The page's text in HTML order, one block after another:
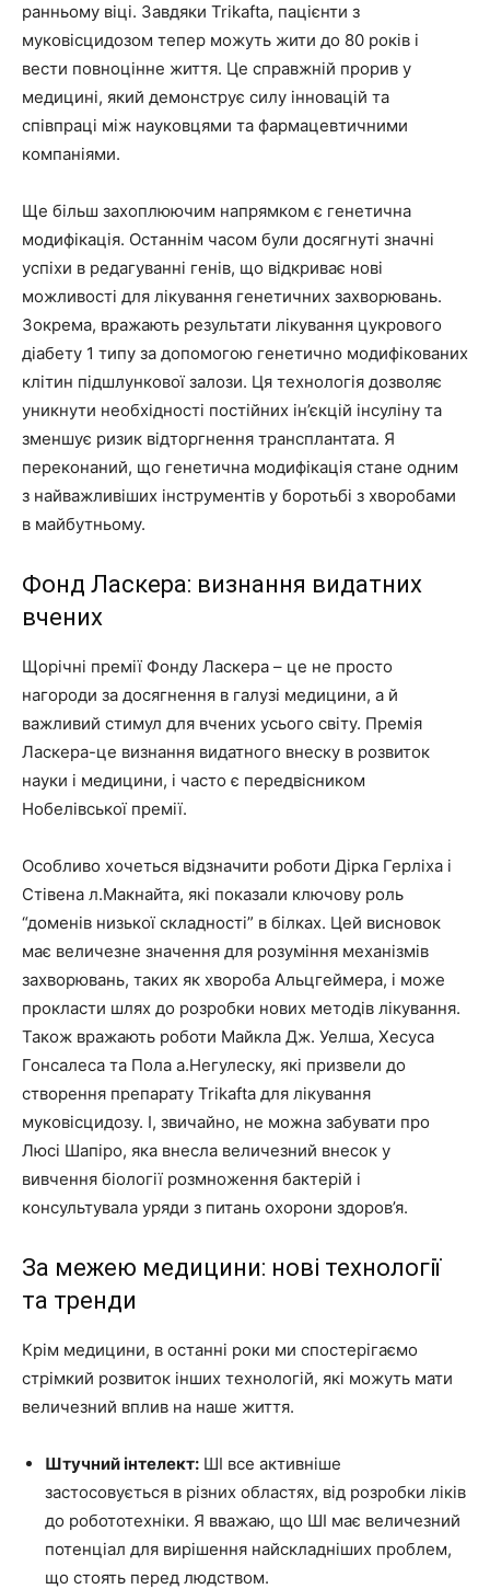
ранньому віці. Завдяки Trikafta, пацієнти з
муковісцидозом тепер можуть жити до 80 років і
вести повноцінне життя. Це справжній прорив у
медицині, який демонструє силу інновацій та
співпраці між науковцями та фармацевтичними
компаніями.
Ще більш захоплюючим напрямком є генетична
модифікація. Останнім часом були досягнуті значні
успіхи в редагуванні генів, що відкриває нові
можливості для лікування генетичних захворювань.
Зокрема, вражають результати лікування цукрового
діабету 1 типу за допомогою генетично модифікованих
клітин підшлункової залози. Ця технологія дозволяє
уникнути необхідності постійних ін’єкцій інсуліну та
зменшує ризик відторгнення трансплантата. Я
переконаний, що генетична модифікація стане одним
з найважливіших інструментів у боротьбі з хворобами
в майбутньому.
Фонд Ласкера: визнання видатних
вчених
Щорічні премії Фонду Ласкера – це не просто
нагороди за досягнення в галузі медицини, а й
важливий стимул для вчених усього світу. Премія
Ласкера-це визнання видатного внеску в розвиток
науки і медицини, і часто є передвісником
Нобелівської премії.
Особливо хочеться відзначити роботи Дірка Герліха і
Стівена л.Макнайта, які показали ключову роль
“доменів низької складності” в білках. Цей висновок
має величезне значення для розуміння механізмів
захворювань, таких як хвороба Альцгеймера, і може
прокласти шлях до розробки нових методів лікування.
Також вражають роботи Майкла Дж. Уелша, Хесуса
Гонсалеса та Пола а.Негулеску, які призвели до
створення препарату Trikafta для лікування
муковісцидозу. І, звичайно, не можна забувати про
Люсі Шапіро, яка внесла величезний внесок у
вивчення біології розмноження бактерій і
консультувала уряди з питань охорони здоров’я.
За межею медицини: нові технології
та тренди
Крім медицини, в останні роки ми спостерігаємо
стрімкий розвиток інших технологій, які можуть мати
величезний вплив на наше життя.
Штучний інтелект: ШІ все активніше
застосовується в різних областях, від розробки ліків
до робототехніки. Я вважаю, що ШІ має величезний
потенціал для вирішення найскладніших проблем,
що стоять перед людством.